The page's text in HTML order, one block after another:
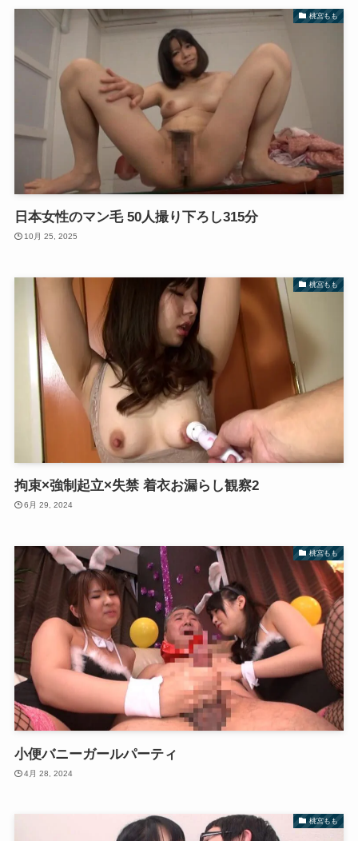
桃宮もも
日本女性のマン毛 50人撮り下ろし315分
10月 25, 2025
桃宮もも
拘束×強制起立×失禁 着衣お漏らし観察2
6月 29, 2024
桃宮もも
小便バニーガールパーティ
4月 28, 2024
桃宮もも